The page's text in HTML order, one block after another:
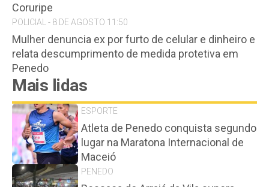
Coruripe
POLICIAL - 8 DE AGOSTO 11:50
Mulher denuncia ex por furto de celular e dinheiro e
relata descumprimento de medida protetiva em
Penedo
Mais lidas
ESPORTE
Atleta de Penedo conquista segundo
lugar na Maratona Internacional de
Maceió
PENEDO